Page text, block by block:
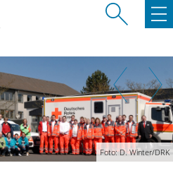
Zurück
Foto: D. Winter/DRK
Weiter